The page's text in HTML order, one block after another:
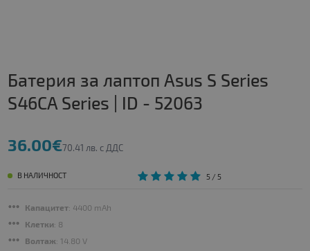
Батерия за лаптоп Asus S Series
S46CA Series | ID - 52063
36.00€70.41 лв. с ДДС
В НАЛИЧНОСТ 5/ 5
Капацитет: 4400 mAh
Клетки: 8
Волтаж: 14.80 V